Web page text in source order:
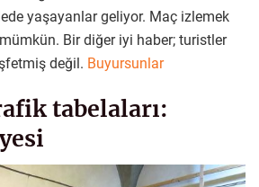
yaşayanlar geliyor. Maç izlemek
Bir diğer iyi haber; turistler
değil. Buyursunlar
tabelaları: